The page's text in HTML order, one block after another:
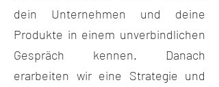
dein Unternehmen und deine
Produkte in einem unverbindlichen
Gespräch kennen. Danach
erarbeiten wir eine Strategie und